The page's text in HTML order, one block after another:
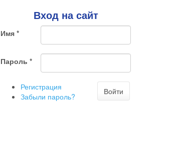
Вход на сайт
Имя *
Пароль *
Регистрация
Забыли пароль?
Войти